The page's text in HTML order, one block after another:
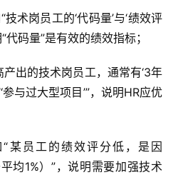
技术岗员工的‘代码量’与‘绩效评
代码量”是有效的绩效指标；
产出的技术岗员工，通常有‘3年
参与过大型项目’”，说明HR应优
“某员工的绩效评分低，是因
均1%）”，说明需要加强技术